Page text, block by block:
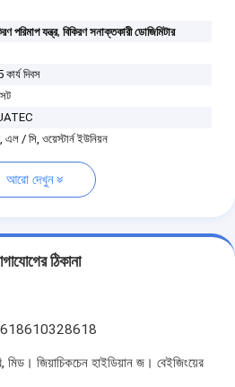
পরিমাপ যন্ত্র,বিকিরণ সনাক্তকারী ডোজিমিটার
কার্য দিবস
এল / সি, ওয়েস্টার্ন ইউনিয়ন
আরো দেখুন
ঠিকানা
মিড। জিয়াচিকচেন হাইডিয়ান জ। বেইজিংয়ের